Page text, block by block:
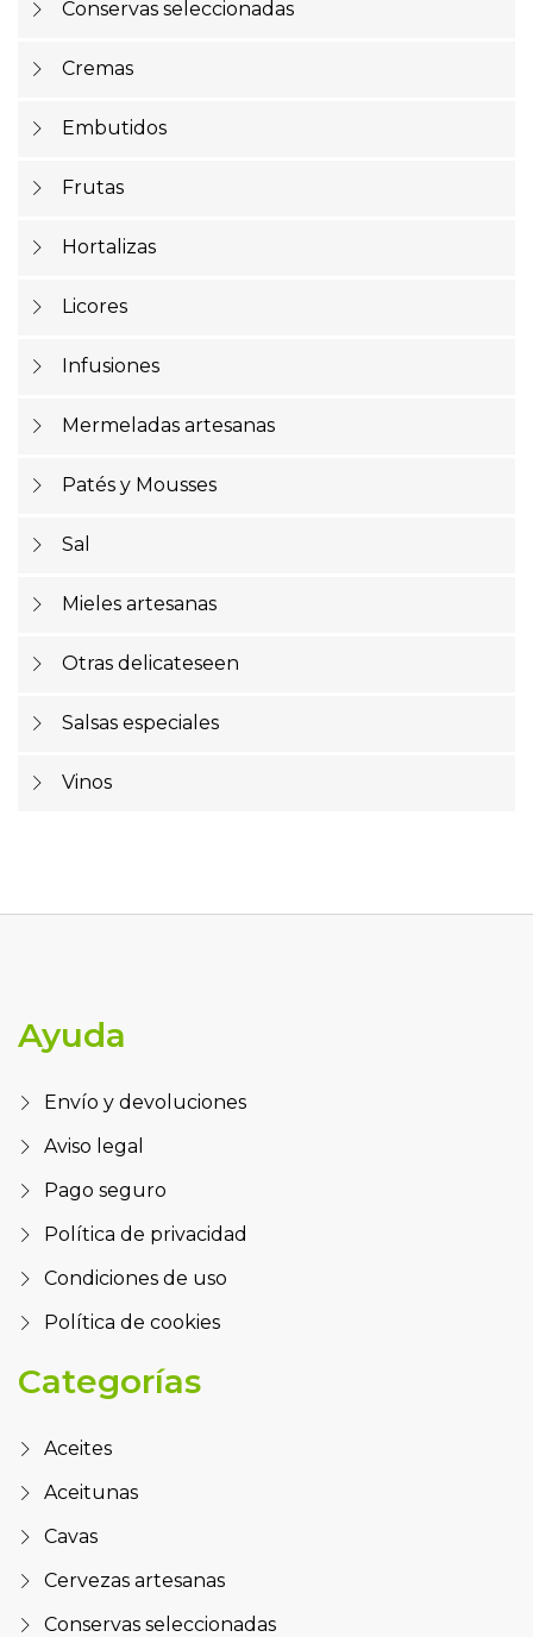
Conservas seleccionadas
Cremas
Embutidos
Frutas
Hortalizas
Licores
Infusiones
Mermeladas artesanas
Patés y Mousses
Sal
Mieles artesanas
Otras delicateseen
Salsas especiales
Vinos
Ayuda
Envío y devoluciones
Aviso legal
Pago seguro
Política de privacidad
Condiciones de uso
Política de cookies
Categorías
Aceites
Aceitunas
Cavas
Cervezas artesanas
Conservas seleccionadas